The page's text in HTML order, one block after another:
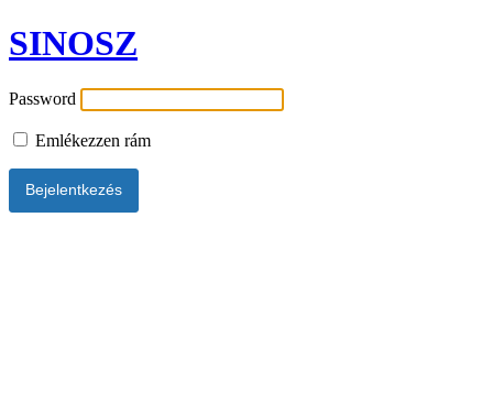
SINOSZ
Password
Emlékezzen rám